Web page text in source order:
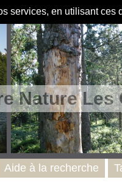
services, en utilisant
Nature Les
Aide à la recherche